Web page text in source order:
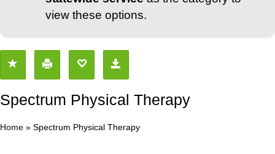
view these options.
Spectrum Physical Therapy
Home » Spectrum Physical Therapy